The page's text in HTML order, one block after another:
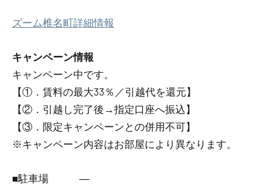
ズーム椎名町詳細情報
キャンペーン情報
キャンペーン中です。
【①．賃料の最大33％／引越代を還元】
【②．引越し完了後→指定口座へ振込】
【③．限定キャンペーンとの併用不可】
※キャンペーン内容はお部屋により異なります。
■駐車場 ―